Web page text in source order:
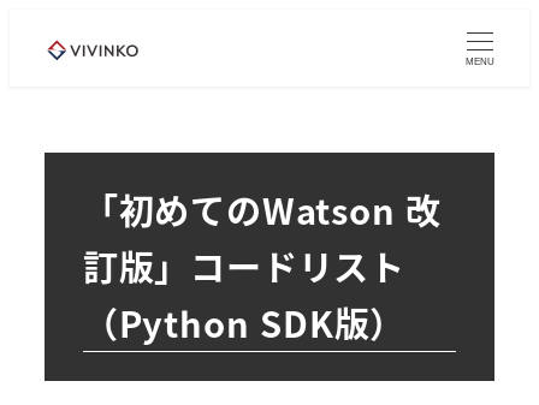
MENU
「初めてのWatson 改
訂版」コードリスト
（Python SDK版）